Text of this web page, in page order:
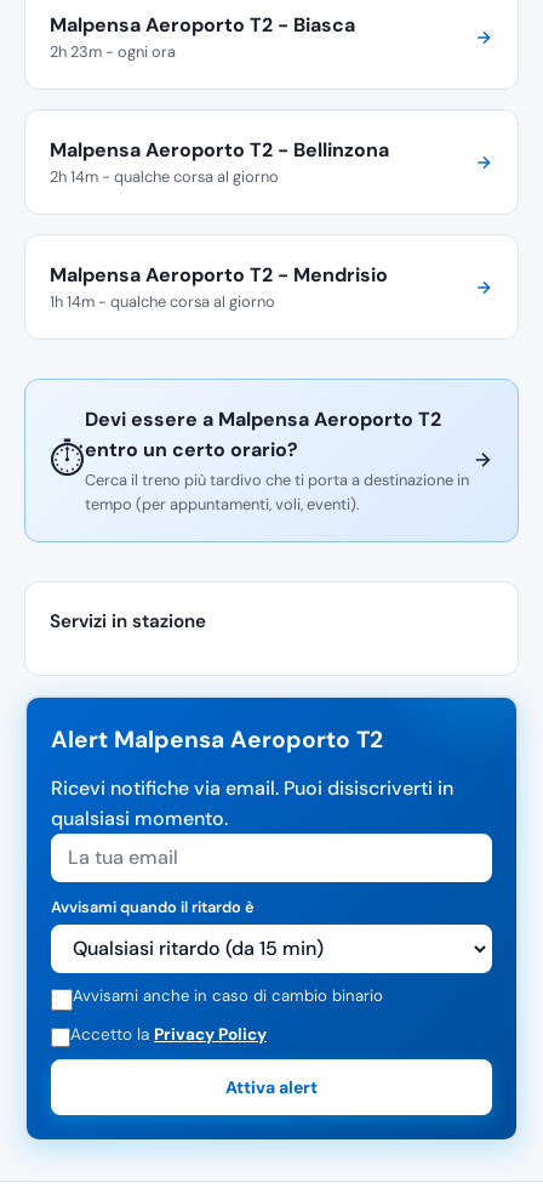
Malpensa Aeroporto T2 - Biasca
2h 23m - ogni ora
Malpensa Aeroporto T2 - Bellinzona
2h 14m - qualche corsa al giorno
Malpensa Aeroporto T2 - Mendrisio
1h 14m - qualche corsa al giorno
⏱️
Devi essere a Malpensa Aeroporto T2
entro un certo orario?
Cerca il treno più tardivo che ti porta a destinazione in
tempo (per appuntamenti, voli, eventi).
Servizi in stazione
Alert Malpensa Aeroporto T2
Ricevi notifiche via email. Puoi disiscriverti in
qualsiasi momento.
Avvisami quando il ritardo è
Avvisami anche in caso di cambio binario
Accetto la Privacy Policy
Attiva alert